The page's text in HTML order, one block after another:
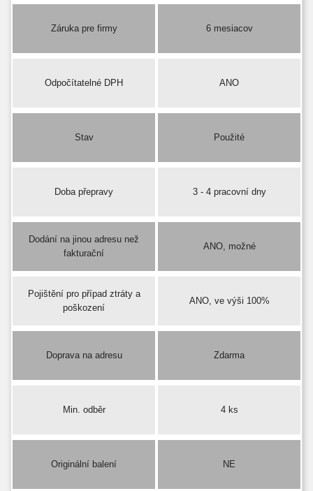
Záruka pre firmy 6 mesiacov
Odpočítatelné DPH ANO
Stav Použité
Doba přepravy 3 - 4 pracovní dny
Dodání na jinou adresu než
fakturační
ANO, možné
Pojištění pro případ ztráty a
poškození
ANO, ve výši 100%
Doprava na adresu Zdarma
Min. odběr 4 ks
Originální balení NE